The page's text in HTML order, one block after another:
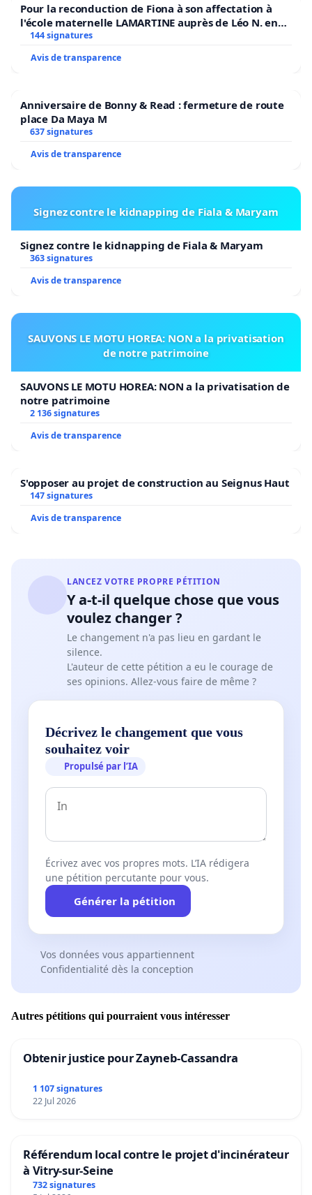
Pour la reconduction de Fiona à son affectation à
l'école maternelle LAMARTINE auprès de Léo N. en
2026/2027
144 signatures
Avis de transparence
Anniversaire de Bonny & Read : fermeture de route
place Da Maya M
637 signatures
Avis de transparence
Signez contre le kidnapping de Fiala & Maryam
Signez contre le kidnapping de Fiala & Maryam
363 signatures
Avis de transparence
SAUVONS LE MOTU HOREA: NON a la privatisation
de notre patrimoine
SAUVONS LE MOTU HOREA: NON a la privatisation de
notre patrimoine
2 136 signatures
Avis de transparence
S'opposer au projet de construction au Seignus Haut
147 signatures
Avis de transparence
LANCEZ VOTRE PROPRE PÉTITION
Y a-t-il quelque chose que vous
voulez changer ?
Le changement n'a pas lieu en gardant le
silence.
L'auteur de cette pétition a eu le courage de
ses opinions. Allez-vous faire de même ?
Décrivez le changement que vous
souhaitez voir
Propulsé par l’IA
Écrivez avec vos propres mots. L’IA rédigera
une pétition percutante pour vous.
Générer la pétition
Vos données vous appartiennent
Confidentialité dès la conception
Autres pétitions qui pourraient vous intéresser
Obtenir justice pour Zayneb-Cassandra
1 107 signatures
22 Jul 2026
Référendum local contre le projet d'incinérateur
à Vitry-sur-Seine
732 signatures